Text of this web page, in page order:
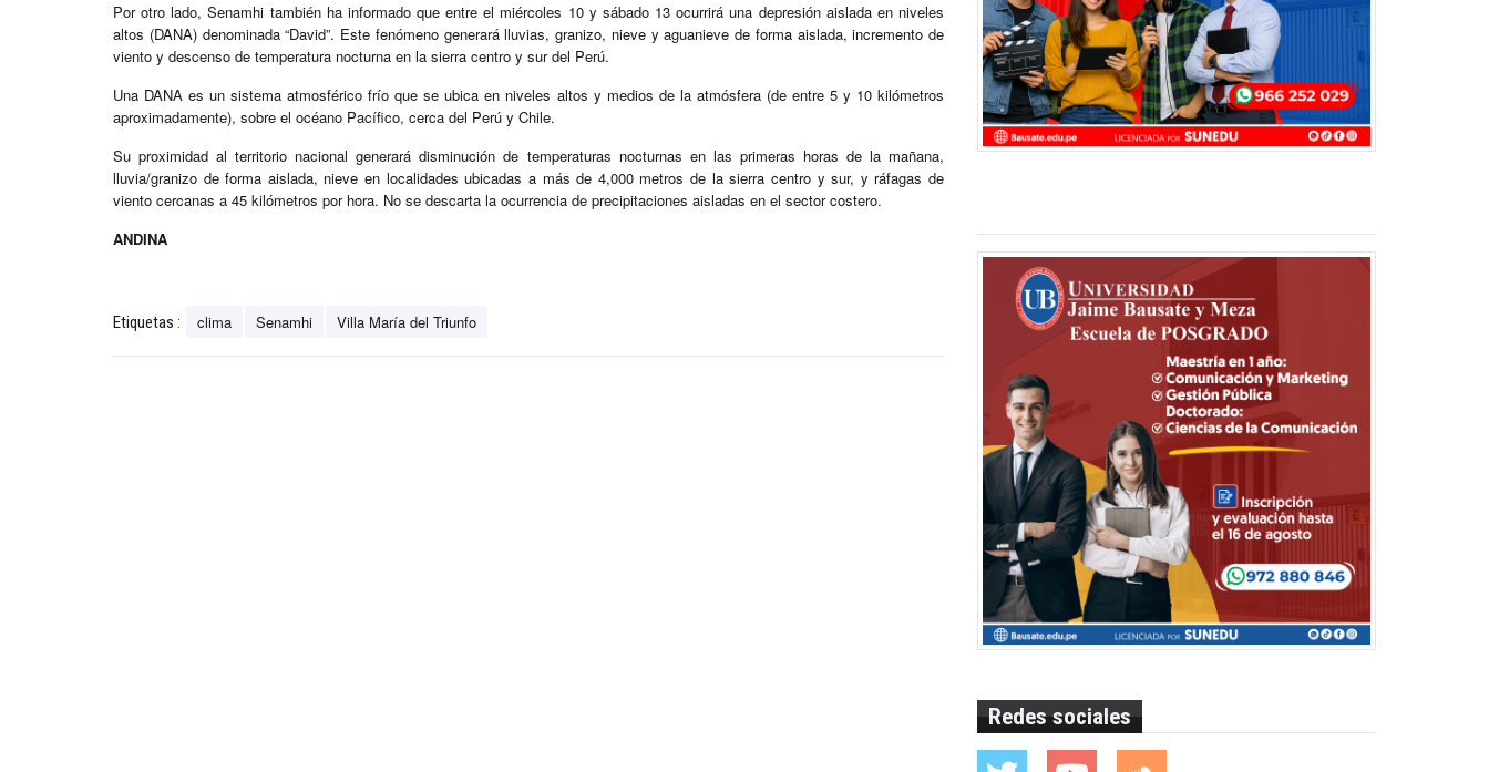
Por otro lado, Senamhi también ha informado que entre el miércoles 10 y sábado 13 ocurrirá una depresión aislada en niveles
altos (DANA) denominada “David”. Este fenómeno generará lluvias, granizo, nieve y aguanieve de forma aislada, incremento de
viento y descenso de temperatura nocturna en la sierra centro y sur del Perú.
Una DANA es un sistema atmosférico frío que se ubica en niveles altos y medios de la atmósfera (de entre 5 y 10 kilómetros
aproximadamente), sobre el océano Pacífico, cerca del Perú y Chile.
Su proximidad al territorio nacional generará disminución de temperaturas nocturnas en las primeras horas de la mañana,
lluvia/granizo de forma aislada, nieve en localidades ubicadas a más de 4,000 metros de la sierra centro y sur, y ráfagas de
viento cercanas a 45 kilómetros por hora. No se descarta la ocurrencia de precipitaciones aisladas en el sector costero.
ANDINA
Etiquetas : clima Senamhi Villa María del Triunfo
Redes sociales